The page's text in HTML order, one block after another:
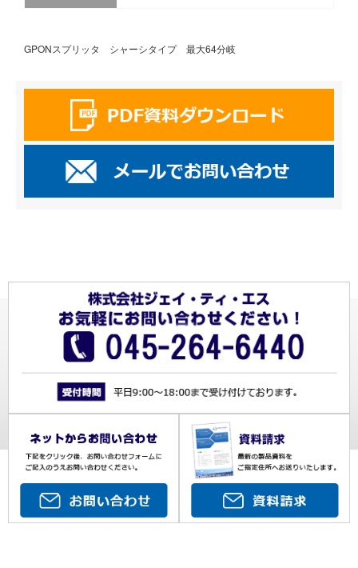
GPONスプリッタ シャーシタイプ 最大64分岐